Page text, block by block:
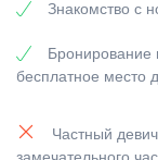
Знакомство с
Бронирование
бесплатное место
Частный
замечательного